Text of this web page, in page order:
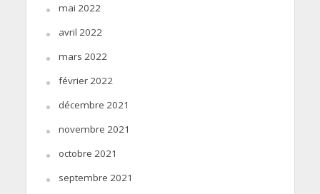
mai 2022
avril 2022
mars 2022
février 2022
décembre 2021
novembre 2021
octobre 2021
septembre 2021